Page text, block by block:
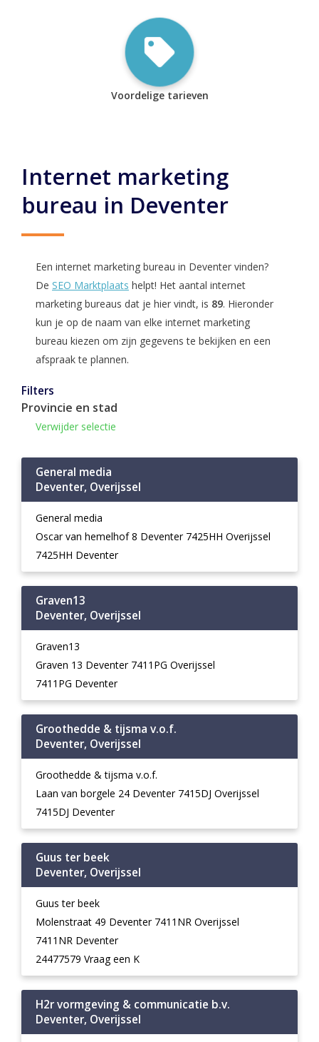
Voordelige tarieven
Internet marketing
bureau in Deventer
Een internet marketing bureau in Deventer vinden?
De SEO Marktplaats helpt! Het aantal internet
marketing bureaus dat je hier vindt, is 89. Hieronder
kun je op de naam van elke internet marketing
bureau kiezen om zijn gegevens te bekijken en een
afspraak te plannen.
Filters
Provincie en stad
Verwijder selectie
General media
Deventer, Overijssel
General media
Oscar van hemelhof 8 Deventer 7425HH Overijssel
7425HH Deventer
Graven13
Deventer, Overijssel
Graven13
Graven 13 Deventer 7411PG Overijssel
7411PG Deventer
Groothedde & tijsma v.o.f.
Deventer, Overijssel
Groothedde & tijsma v.o.f.
Laan van borgele 24 Deventer 7415DJ Overijssel
7415DJ Deventer
Guus ter beek
Deventer, Overijssel
Guus ter beek
Molenstraat 49 Deventer 7411NR Overijssel
7411NR Deventer
24477579 Vraag een K
H2r vormgeving & communicatie b.v.
Deventer, Overijssel